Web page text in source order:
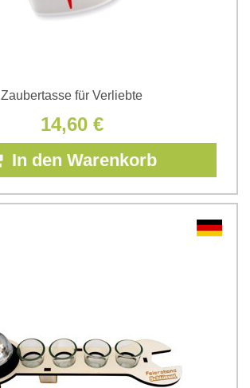
Zaubertasse für Verliebte
14,60 €
In den Warenkorb